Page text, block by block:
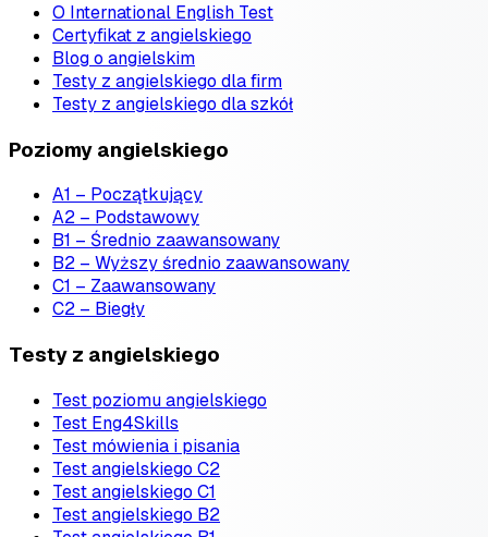
O International English Test
Certyfikat z angielskiego
Blog o angielskim
Testy z angielskiego dla firm
Testy z angielskiego dla szkół
Poziomy angielskiego
A1 – Początkujący
A2 – Podstawowy
B1 – Średnio zaawansowany
B2 – Wyższy średnio zaawansowany
C1 – Zaawansowany
C2 – Biegły
Testy z angielskiego
Test poziomu angielskiego
Test Eng4Skills
Test mówienia i pisania
Test angielskiego C2
Test angielskiego C1
Test angielskiego B2